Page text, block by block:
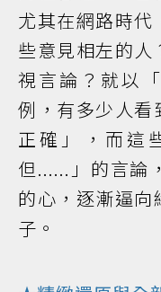
尤其在網路時代
些意見相左的人
視言論？就以
例，有多少人看
正確」，而這
但......」的言論
的心，逐漸逼向
子。